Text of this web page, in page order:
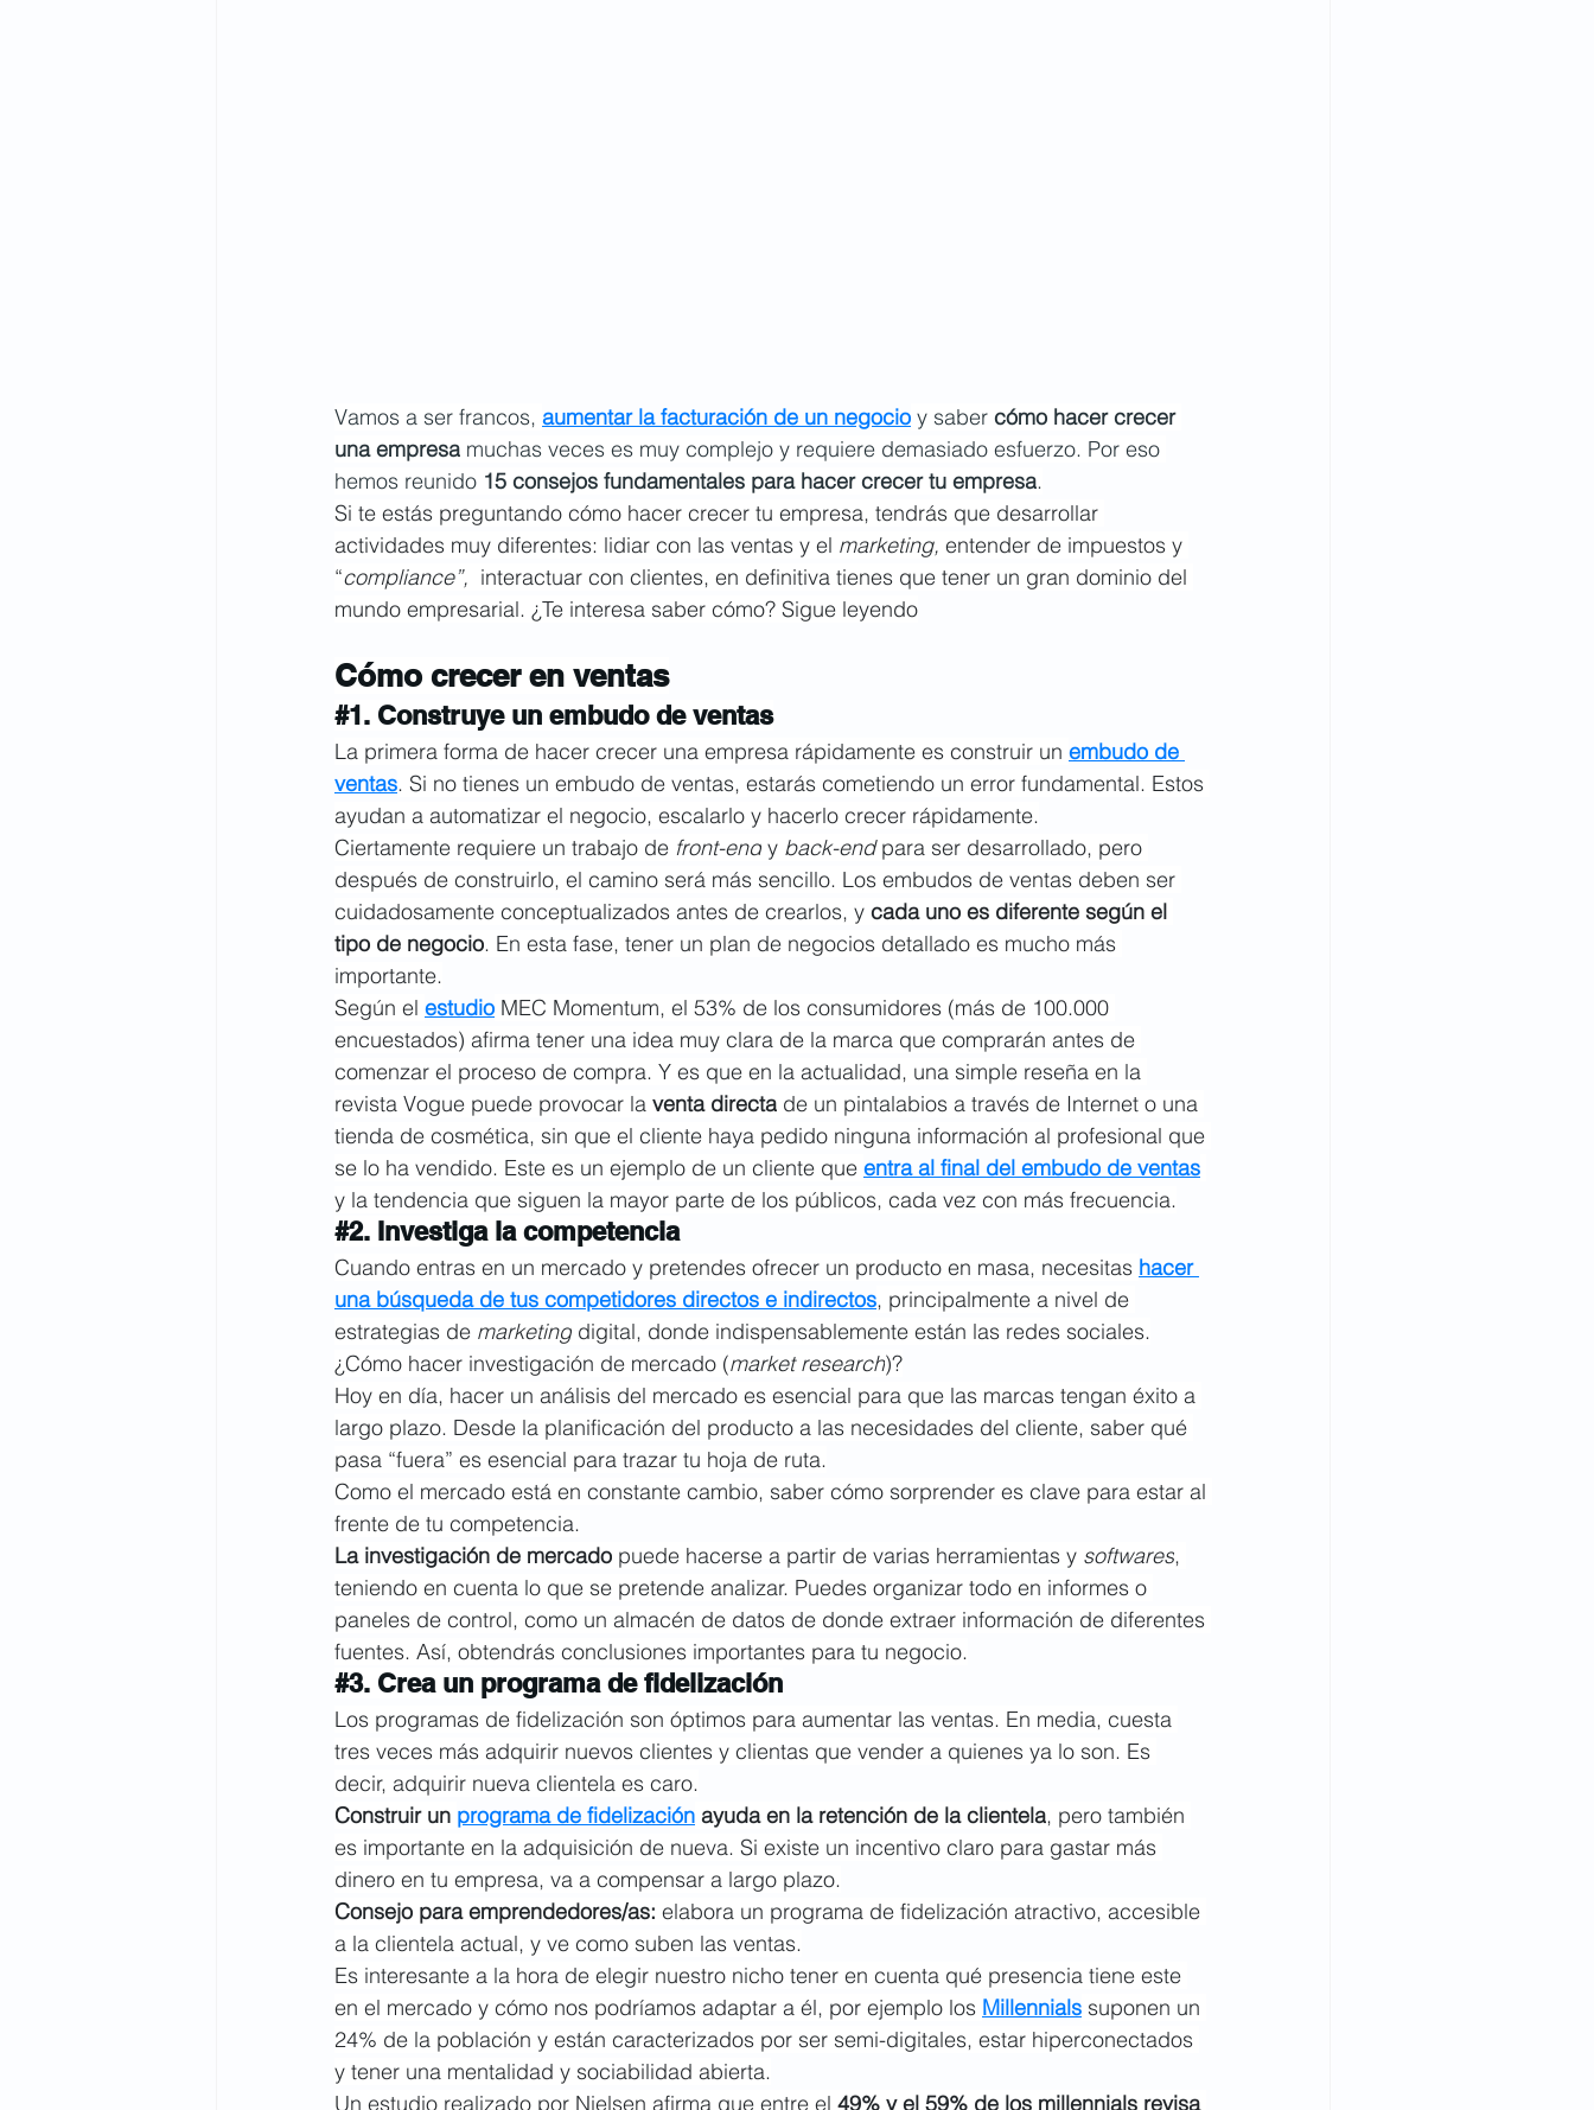
Vamos a ser francos, aumentar la facturación de un negocio y saber cómo hacer crecer
una empresa muchas veces es muy complejo y requiere demasiado esfuerzo. Por eso
hemos reunido 15 consejos fundamentales para hacer crecer tu empresa.
Si te estás preguntando cómo hacer crecer tu empresa, tendrás que desarrollar
actividades muy diferentes: lidiar con las ventas y el marketing, entender de impuestos y
“compliance”, interactuar con clientes, en definitiva tienes que tener un gran dominio del
mundo empresarial. ¿Te interesa saber cómo? Sigue leyendo
Cómo crecer en ventas
#1. Construye un embudo de ventas
La primera forma de hacer crecer una empresa rápidamente es construir un embudo de
ventas. Si no tienes un embudo de ventas, estarás cometiendo un error fundamental. Estos
ayudan a automatizar el negocio, escalarlo y hacerlo crecer rápidamente.
Ciertamente requiere un trabajo de front-end y back-end para ser desarrollado, pero
después de construirlo, el camino será más sencillo. Los embudos de ventas deben ser
cuidadosamente conceptualizados antes de crearlos, y cada uno es diferente según el
tipo de negocio. En esta fase, tener un plan de negocios detallado es mucho más
importante.
Según el estudio MEC Momentum, el 53% de los consumidores (más de 100.000
encuestados) afirma tener una idea muy clara de la marca que comprarán antes de
comenzar el proceso de compra. Y es que en la actualidad, una simple reseña en la
revista Vogue puede provocar la venta directa de un pintalabios a través de Internet o una
tienda de cosmética, sin que el cliente haya pedido ninguna información al profesional que
se lo ha vendido. Este es un ejemplo de un cliente que entra al final del embudo de ventas
y la tendencia que siguen la mayor parte de los públicos, cada vez con más frecuencia.
#2. Investiga la competencia
Cuando entras en un mercado y pretendes ofrecer un producto en masa, necesitas hacer
una búsqueda de tus competidores directos e indirectos, principalmente a nivel de
estrategias de marketing digital, donde indispensablemente están las redes sociales.
¿Cómo hacer investigación de mercado (market research)?
Hoy en día, hacer un análisis del mercado es esencial para que las marcas tengan éxito a
largo plazo. Desde la planificación del producto a las necesidades del cliente, saber qué
pasa “fuera” es esencial para trazar tu hoja de ruta.
Como el mercado está en constante cambio, saber cómo sorprender es clave para estar al
frente de tu competencia.
La investigación de mercado puede hacerse a partir de varias herramientas y softwares,
teniendo en cuenta lo que se pretende analizar. Puedes organizar todo en informes o
paneles de control, como un almacén de datos de donde extraer información de diferentes
fuentes. Así, obtendrás conclusiones importantes para tu negocio.
#3. Crea un programa de fidelización
Los programas de fidelización son óptimos para aumentar las ventas. En media, cuesta
tres veces más adquirir nuevos clientes y clientas que vender a quienes ya lo son. Es
decir, adquirir nueva clientela es caro.
Construir un programa de fidelización ayuda en la retención de la clientela, pero también
es importante en la adquisición de nueva. Si existe un incentivo claro para gastar más
dinero en tu empresa, va a compensar a largo plazo.
Consejo para emprendedores/as: elabora un programa de fidelización atractivo, accesible
a la clientela actual, y ve como suben las ventas.
Es interesante a la hora de elegir nuestro nicho tener en cuenta qué presencia tiene este
en el mercado y cómo nos podríamos adaptar a él, por ejemplo los Millennials suponen un
24% de la población y están caracterizados por ser semi-digitales, estar hiperconectados
y tener una mentalidad y sociabilidad abierta.
Un estudio realizado por Nielsen afirma que entre el 49% y el 59% de los millennials revisa